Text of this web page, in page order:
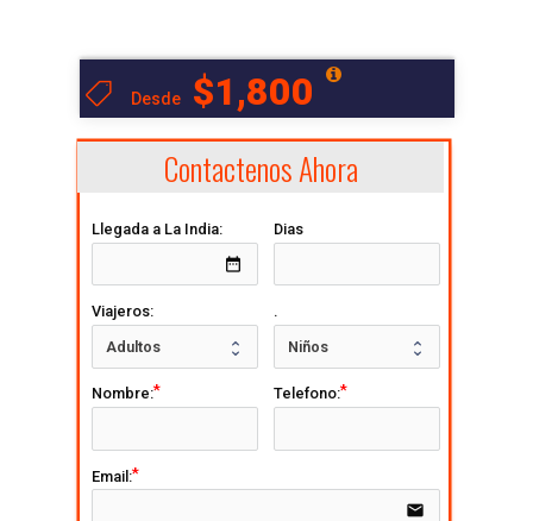
Desde $1,800
Contactenos Ahora
Llegada a La India:
date_range
Dias
Viajeros: .
Nombre: Telefono:
Email:
email